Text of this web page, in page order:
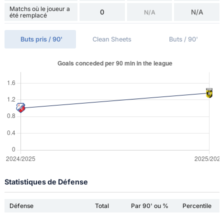
Matchs où le joueur a
été remplacé
0 N/A N/A
Buts pris / 90' Clean Sheets Buts / 90'
Statistiques de Défense
Défense Total Par 90' ou %
Percentile